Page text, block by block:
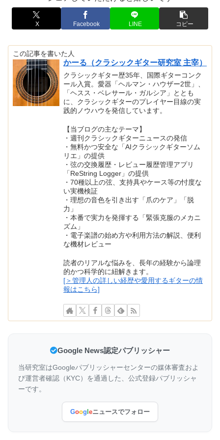
X Facebook LINE コピー
この記事を書いた人
かーる（クラシックギター研究室 主宰）
クラシックギター歴35年、国際ギターコンク
ール入賞。愛器「ヘルマン・ハウザー2世」、
「ヘスス・ベレサール・ガルシア」ととも
に、クラシックギターのプレイヤー目線の実
践的ノウハウを発信しています。
【当ブログの主なテーマ】
・週刊クラシックギターニュースの発信
・無料かつ安全な「AIクラシックギターソム
リエ」の提供
・弦の交換履歴・レビュー履歴管理アプリ
「ReString Logger」の提供
・70種以上の弦、支持具やケース等の忖度な
い実機検証
・理想の音色を引き出す「爪のケア」「脱
力」
・本番で実力を発揮する「緊張克服のメカニ
ズム」
・電子楽譜の始め方や利用方法の解説、便利
な機材レビュー
読者のリアルな悩みを、長年の経験から論理
的かつ科学的に紐解きます。
[＞管理人の詳しい経歴や愛用するギターの情
報はこちら]
Google News認定パブリッシャー
当研究室はGoogleパブリッシャーセンターの媒体審査およ
び運営者確認（KYC）を通過した、公式登録パブリッシャ
ーです。
Goog eニュースでフォロー